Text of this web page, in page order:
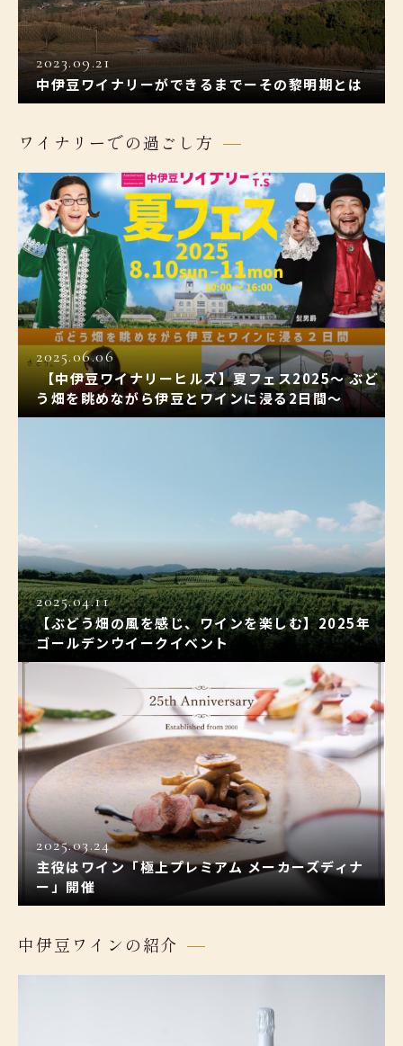
2023.09.21
中伊豆ワイナリーができるまでーその黎明期とは
ワイナリーでの過ごし方
2025.06.06
【中伊豆ワイナリーヒルズ】夏フェス2025〜 ぶど
う畑を眺めながら伊豆とワインに浸る2日間〜
2025.04.11
【ぶどう畑の風を感じ、ワインを楽しむ】2025年
ゴールデンウイークイベント
2025.03.24
主役はワイン「極上プレミアム メーカーズディナ
ー」開催
中伊豆ワインの紹介